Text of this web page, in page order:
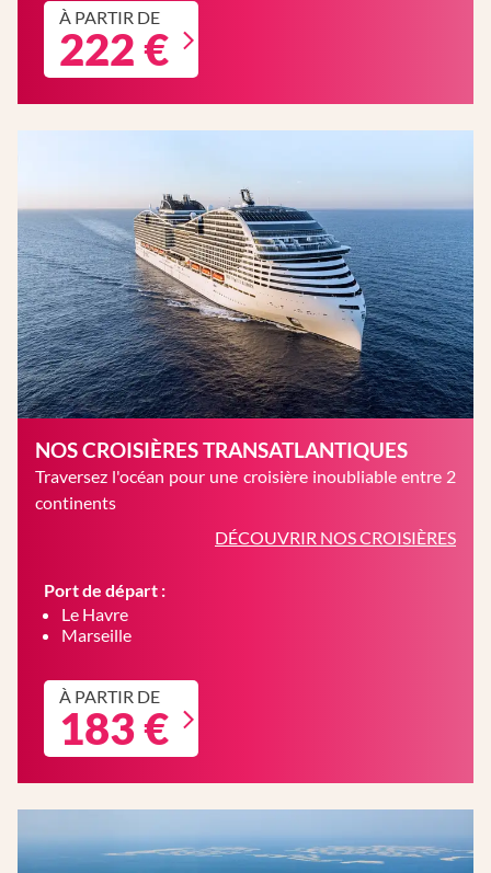
À PARTIR DE
222 €
NOS CROISIÈRES TRANSATLANTIQUES
Traversez l'océan pour une croisière inoubliable entre 2
continents
DÉCOUVRIR NOS CROISIÈRES
Port de départ :
Le Havre
Marseille
À PARTIR DE
183 €